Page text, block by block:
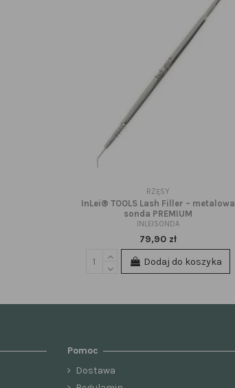
RZĘSY
InLei® TOOLS Lash Filler – metalowa
sonda PREMIUM
INLEISONDA
79,90 zł
Dodaj do koszyka
Pomoc
Dostawa